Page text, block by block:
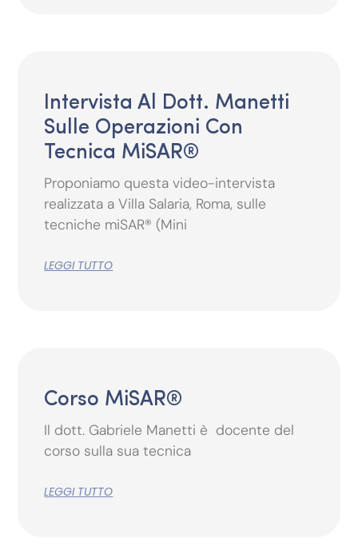
Intervista Al Dott. Manetti
Sulle Operazioni Con
Tecnica MiSAR®
Proponiamo questa video-intervista
realizzata a Villa Salaria, Roma, sulle
tecniche miSAR® (Mini
LEGGI TUTTO
Corso MiSAR®
Il dott. Gabriele Manetti è docente del
corso sulla sua tecnica
LEGGI TUTTO